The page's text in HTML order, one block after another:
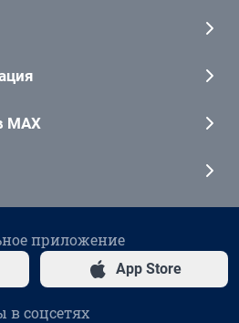
MAX
приложение
App Store
соцсетях